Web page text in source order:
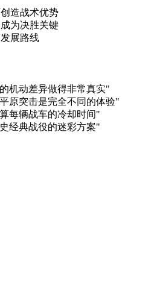
造战术优势
为决胜关键
展路线
机动差异做得非常真实"
原突击是完全不同的体验"
每辆战车的冷却时间"
经典战役的迷彩方案"